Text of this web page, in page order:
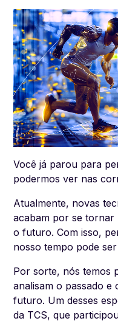
Você já parou para
podermos ver nas
Atualmente, novas
acabam por se
o futuro. Com isso,
nosso tempo pode
Por sorte, nós temos
analisam o passado
futuro. Um desses
da TCS, que